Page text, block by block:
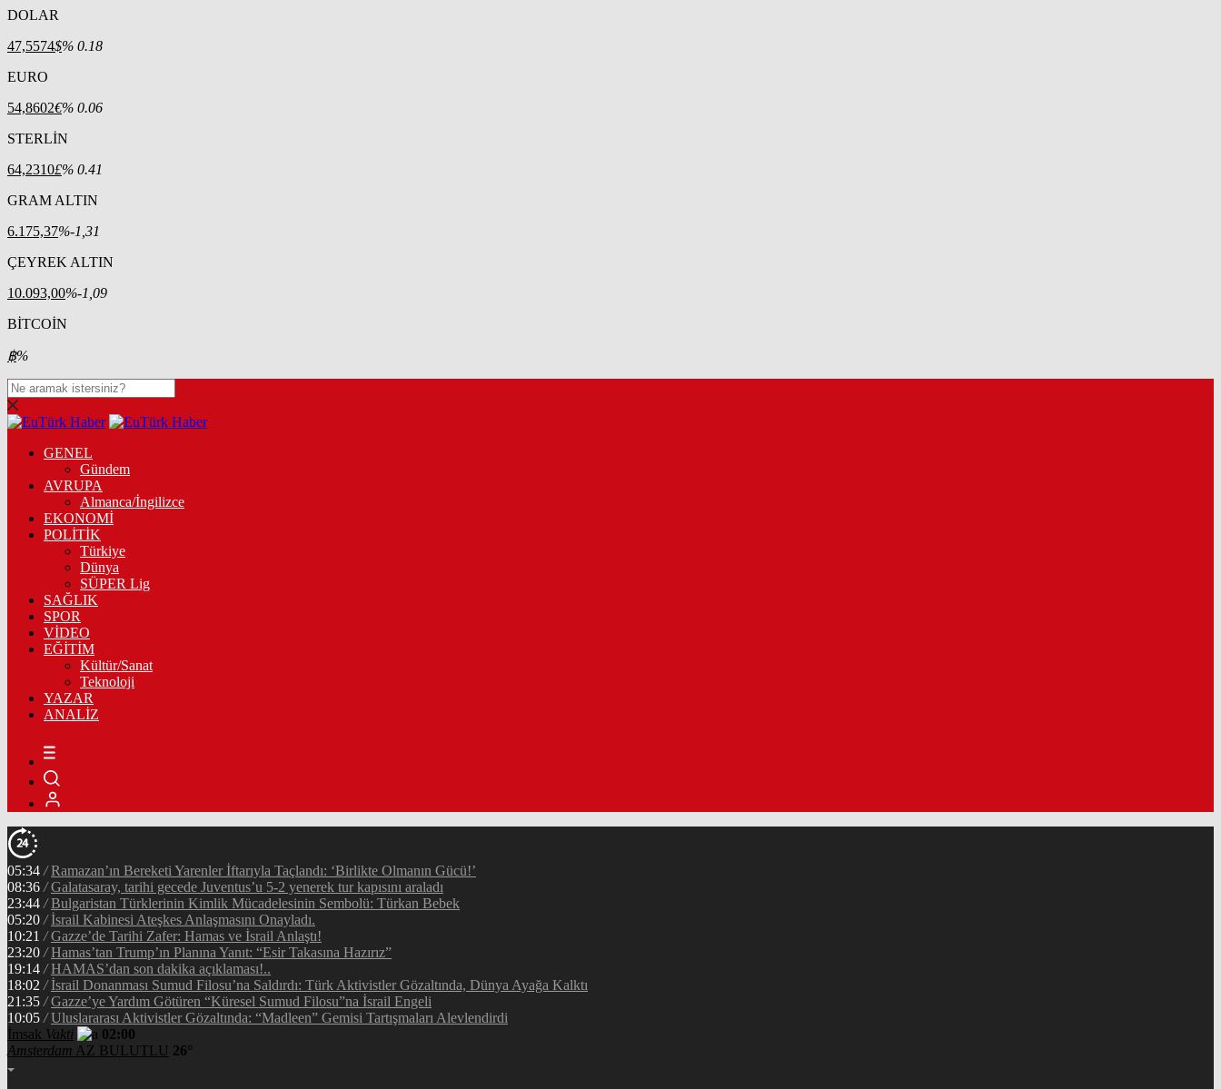
DOLAR
47,5574$% 0.18
EURO
54,8602€% 0.06
STERLİN
64,2310£% 0.41
GRAM ALTIN
6.175,37%-1,31
ÇEYREK ALTIN
10.093,00%-1,09
BİTCOİN
฿%
GENEL
Gündem
AVRUPA
Almanca/İngilizce
EKONOMİ
POLİTİK
Türkiye
Dünya
SÜPER Lig
SAĞLIK
SPOR
VİDEO
EĞİTİM
Kültür/Sanat
Teknoloji
YAZAR
ANALİZ
05:34 / Ramazan’ın Bereketi Yarenler İftarıyla Taçlandı: ‘Birlikte Olmanın Gücü!’
08:36 / Galatasaray, tarihi gecede Juventus’u 5-2 yenerek tur kapısını araladı
23:44 / Bulgaristan Türklerinin Kimlik Mücadelesinin Sembolü: Türkan Bebek
05:20 / İsrail Kabinesi Ateşkes Anlaşmasını Onayladı.
10:21 / Gazze’de Tarihi Zafer: Hamas ve İsrail Anlaştı!
23:20 / Hamas’tan Trump’ın Planına Yanıt: “Esir Takasına Hazırız”
19:14 / HAMAS’dan son dakika açıklaması!..
18:02 / İsrail Donanması Sumud Filosu’na Saldırdı: Türk Aktivistler Gözaltında, Dünya Ayağa Kalktı
21:35 / Gazze’ye Yardım Götüren “Küresel Sumud Filosu”na İsrail Engeli
10:05 / Uluslararası Aktivistler Gözaltında: “Madleen” Gemisi Tartışmaları Alevlendirdi
İmsak Vakti
02:00
Amsterdam AZ BULUTLU 26°